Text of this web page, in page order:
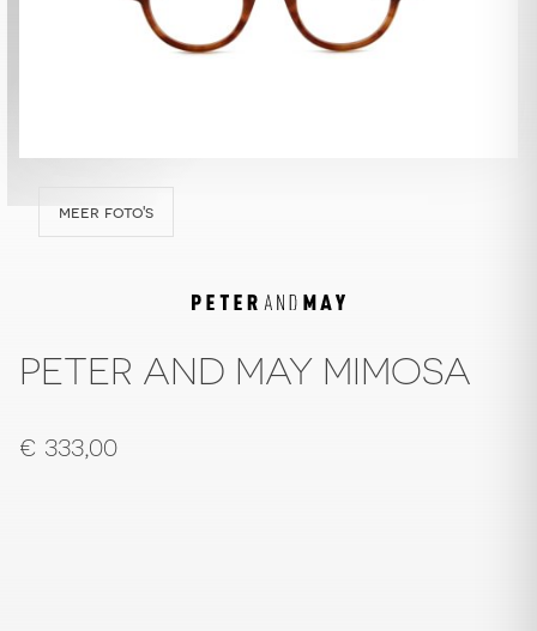
meer foto's
PETER AND MAY MIMOSA
€ 333,00